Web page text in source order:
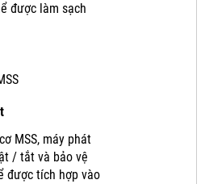
được làm sạch
MSS, máy phát
/ tắt và bảo vệ
được tích hợp vào